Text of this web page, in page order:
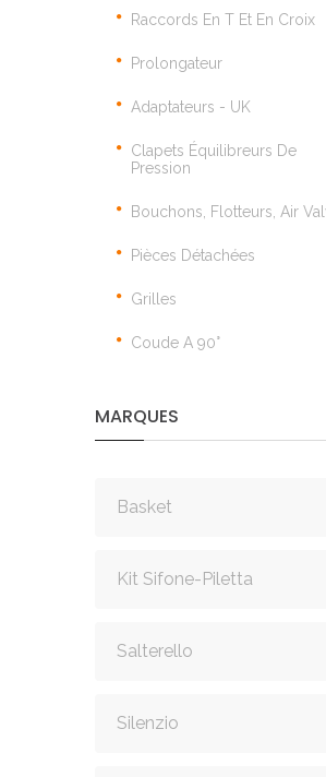
Raccords En T Et En Croix
Prolongateur
Adaptateurs - UK
Clapets Équilibreurs De
Pression
Bouchons, Flotteurs, Air
Pièces Détachées
Grilles
Coude A 90°
MARQUES
Basket
Kit Sifone-Piletta
Salterello
Silenzio